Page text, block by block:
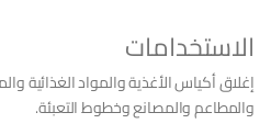
الاستخدامات
إغلاق أكياس الأغذية والمواد الغذائية
والمطاعم والمصانع وخطوط التعبئة.